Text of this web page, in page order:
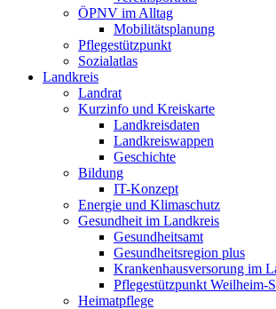
ÖPNV im Alltag
Mobilitätsplanung
Pflegestützpunkt
Sozialatlas
Landkreis
Landrat
Kurzinfo und Kreiskarte
Landkreisdaten
Landkreiswappen
Geschichte
Bildung
IT-Konzept
Energie und Klimaschutz
Gesundheit im Landkreis
Gesundheitsamt
Gesundheitsregion plus
Krankenhausversorung im
Pflegestützpunkt Weilheim-
Heimatpflege